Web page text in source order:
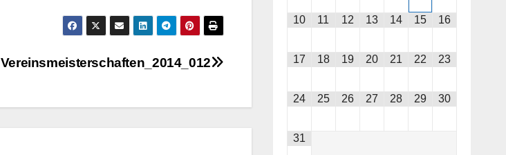
Vereinsmeisterschaften_2014_012
10 11 12 13 14 15 16
17 18 19 20 21 22 23
24 25 26 27 28 29 30
31